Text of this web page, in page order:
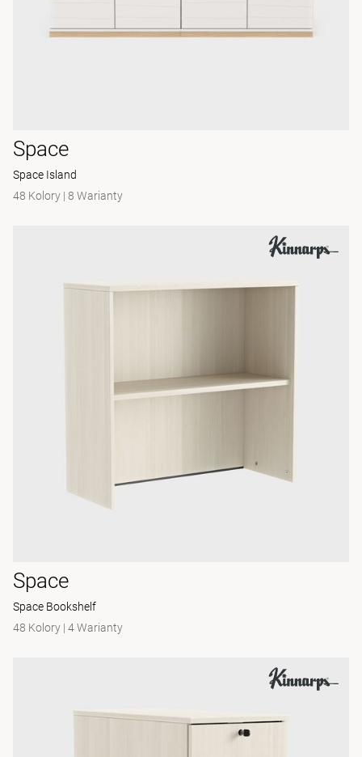
Space
Space Island
48 Kolory | 8 Warianty
Space
Space Bookshelf
48 Kolory | 4 Warianty